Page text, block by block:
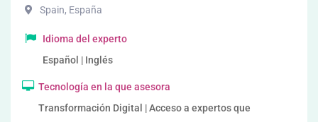
Spain, España
Idioma del experto
Español | Inglés
Tecnología en la que asesora
Transformación Digital | Acceso a expertos que